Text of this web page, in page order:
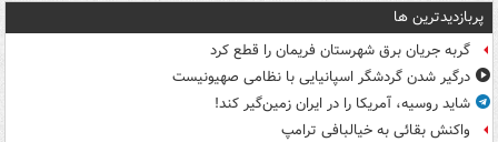
پربازدیدترین ها
گربه جریان برق شهرستان فریمان را قطع کرد
درگیر شدن گردشگر اسپانیایی با نظامی صهیونیست
شاید روسیه، آمریکا را در ایران زمین‌گیر کند!
واکنش بقائی به خیالبافی ترامپ